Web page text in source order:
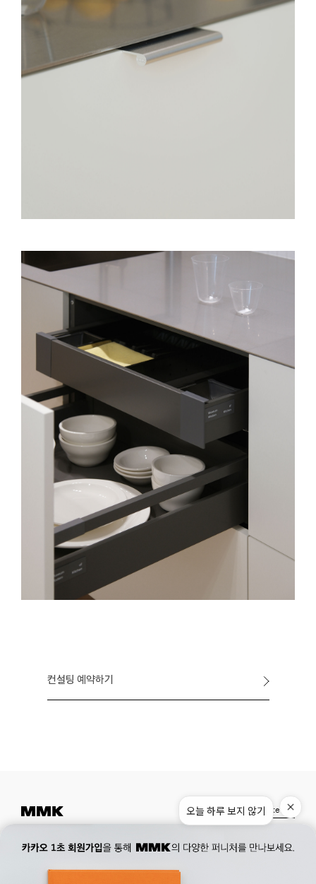
컨설팅 예약하기
Museum. 02. 777. 5887 Office.02. 777. 5778
177, Duteopbawi-ro, Yongsan-gu, Seoul, Korea
Official : hello@mmk-seoul.com
Instagram Pinterest
오늘 하루 보지 않기